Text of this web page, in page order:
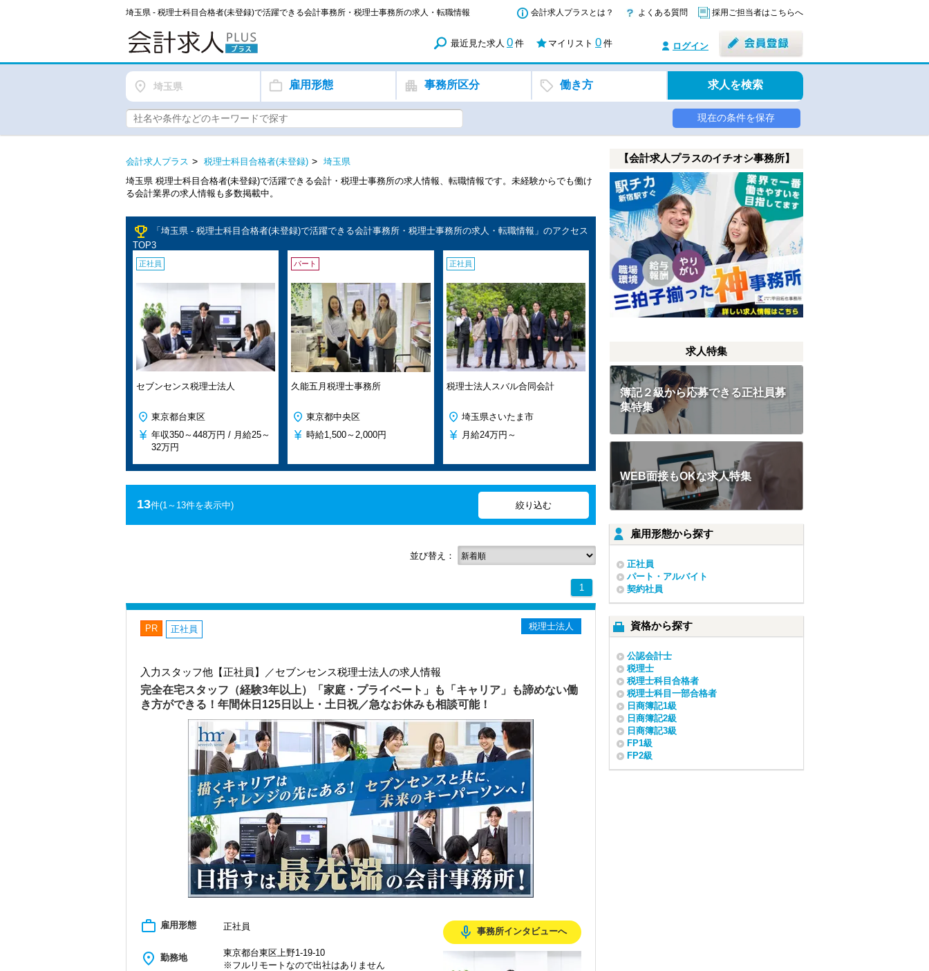
埼玉県 - 税理士科目合格者(未登録)で活躍できる会計事務所・税理士事務所の求人・転職情報 会計求人プラスとは？ よくある質問 採用ご担当者はこちらへ
最近見た求人 0 件 マイリスト 0 件 ログイン
埼玉県 雇用形態 事務所区分 働き方 求人を検索
現在の条件を保存
会計求人プラス 税理士科目合格者(未登録)
埼玉県
埼玉県 税理士科目合格者(未登録)で活躍できる会計・税理士事務所の求人情報、転職情報です。未経験からでも働け
る会計業界の求人情報も多数掲載中。
emoji_events
「埼玉県 - 税理士科目合格者(未登録)で活躍できる会計事務所・税理士事務所の求人・転職情報」のアクセス
TOP3
正社員
セブンセンス税理士法人
東京都台東区
年収350～448万円 / 月給25～
32万円
パート
久能五月税理士事務所
東京都中央区
時給1,500～2,000円
正社員
税理士法人スバル合同会計
埼玉県さいたま市
月給24万円～
13件(1～13件を表示中)
並び替え：
1
PR 正社員 税理士法人
入力スタッフ他【正社員】／セブンセンス税理士法人の求人情報
完全在宅スタッフ（経験3年以上）「家庭・プライベート」も「キャリア」も諦めない働
き方ができる！年間休日125日以上・土日祝／急なお休みも相談可能！
work_outline 雇用形態 正社員
place 勤務地
東京都台東区上野1-19-10
※フルリモートなので出社はありません
mic_none 事務所インタビューへ
【会計求人プラスのイチオシ事務所】
求人特集
簿記２級から応募できる正社員募
集特集
WEB面接もOKな求人特集
雇用形態から探す
正社員
パート・アルバイト
契約社員
資格から探す
公認会計士
税理士
税理士科目合格者
税理士科目一部合格者
日商簿記1級
日商簿記2級
日商簿記3級
FP1級
FP2級